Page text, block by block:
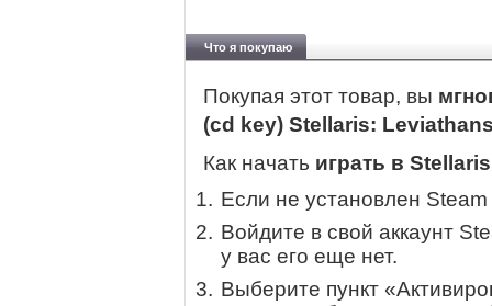
Что я покупаю
Покупая этот товар, вы
(cd key) Stellaris:
Как начать играть в
Если не установлен
Войдите в свой аккаунт
у вас его еще нет.
Выберите пункт